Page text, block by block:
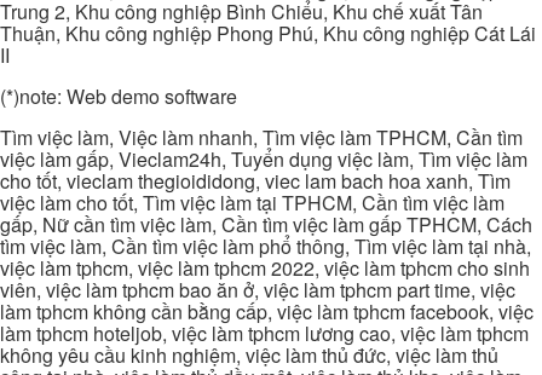
Trung 2, Khu công nghiệp Bình Chiểu, Khu chế xuất Tân
Thuận, Khu công nghiệp Phong Phú, Khu công nghiệp Cát Lái
II
(*)note: Web demo software
Tìm việc làm, Việc làm nhanh, Tìm việc làm TPHCM, Cần tìm
việc làm gấp, Vieclam24h, Tuyển dụng việc làm, Tìm việc làm
cho tốt, vieclam thegioididong, viec lam bach hoa xanh, Tìm
việc làm cho tốt, Tìm việc làm tại TPHCM, Cần tìm việc làm
gấp, Nữ cần tìm việc làm, Cần tìm việc làm gấp TPHCM, Cách
tìm việc làm, Cần tìm việc làm phổ thông, Tìm việc làm tại nhà,
việc làm tphcm, việc làm tphcm 2022, việc làm tphcm cho sinh
viên, việc làm tphcm bao ăn ở, việc làm tphcm part time, việc
làm tphcm không cần bằng cấp, việc làm tphcm facebook, việc
làm tphcm hoteljob, việc làm tphcm lương cao, việc làm tphcm
không yêu cầu kinh nghiệm, việc làm thủ đức, việc làm thủ